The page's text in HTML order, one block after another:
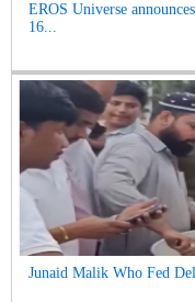
EROS Universe
16...
Junaid Malik Who Fed